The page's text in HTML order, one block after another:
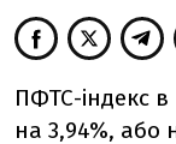
ПФТС-індекс в
на 3,94%, або